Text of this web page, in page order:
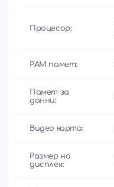
Процесор:
РАМ памет:
Памет за
данни:
Видео карта:
Размер на
дисплея: